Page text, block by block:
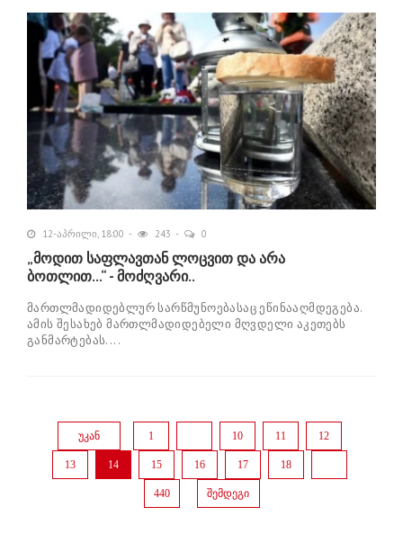
12-აპრილი, 18:00 243 0
„მოდით საფლავთან ლოცვით და არა
ბოთლით...“ - მოძღვარი..
მართლმადიდებლურ სარწმუნოებასაც ეწინააღმდეგება.
ამის შესახებ მართლმადიდებელი მღვდელი აკეთებს
განმარტებას....
უკან 1 10 11 12
13 14 15 16 17 18
440 შემდეგი